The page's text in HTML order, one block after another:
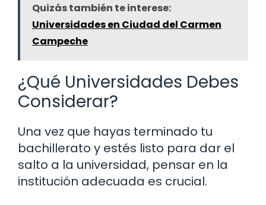
Quizás también te interese:
Universidades en Ciudad del Carmen
Campeche
¿Qué Universidades Debes
Considerar?
Una vez que hayas terminado tu
bachillerato y estés listo para dar el
salto a la universidad, pensar en la
institución adecuada es crucial.